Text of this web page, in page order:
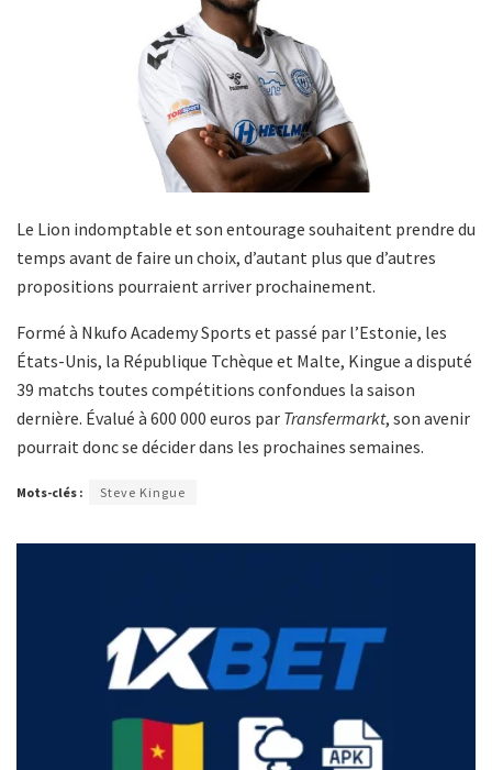
Le Lion indomptable et son entourage souhaitent prendre du
temps avant de faire un choix, d’autant plus que d’autres
propositions pourraient arriver prochainement.
Formé à Nkufo Academy Sports et passé par l’Estonie, les
États-Unis, la République Tchèque et Malte, Kingue a disputé
39 matchs toutes compétitions confondues la saison
dernière. Évalué à 600 000 euros par Transfermarkt, son avenir
pourrait donc se décider dans les prochaines semaines.
Mots-clés : Steve Kingue